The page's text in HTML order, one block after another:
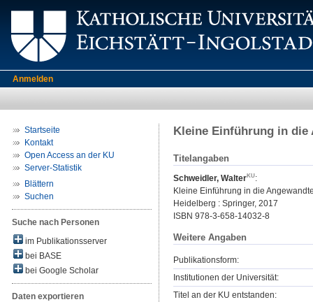
Anmelden
Startseite
Kontakt
Open Access an der KU
Server-Statistik
Blättern
Suchen
Suche nach Personen
im Publikationsserver
bei BASE
bei Google Scholar
Daten exportieren
Kleine Einführung in die
Titelangaben
Schweidler, Walter
:
Kleine Einführung in die
Heidelberg : Springer, 2017
ISBN 978-3-658-14032-8
Weitere Angaben
Publikationsform:
Institutionen der Universität:
Titel an der KU entstanden: